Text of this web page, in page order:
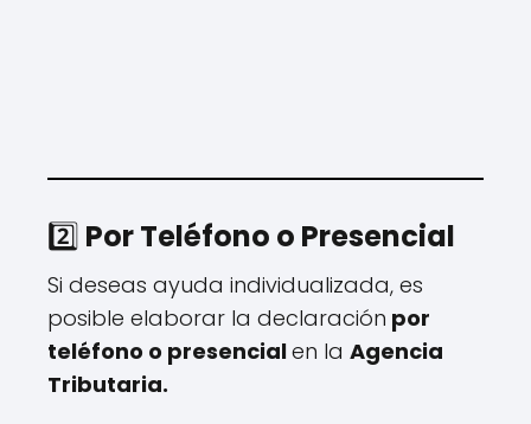
2️⃣ Por Teléfono o Presencial
Si deseas ayuda individualizada, es
posible elaborar la declaración por
teléfono o presencialen la Agencia
Tributaria.